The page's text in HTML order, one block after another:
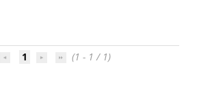
1 (1 - 1 / 1)